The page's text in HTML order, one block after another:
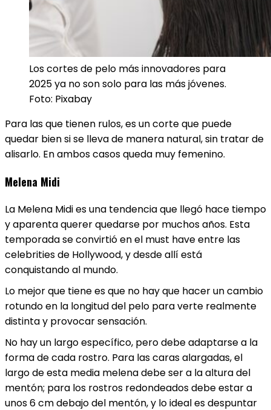
Los cortes de pelo más innovadores para
2025 ya no son solo para las más jóvenes.
Foto: Pixabay
Para las que tienen rulos, es un corte que puede
quedar bien si se lleva de manera natural, sin tratar de
alisarlo. En ambos casos queda muy femenino.
Melena Midi
La Melena Midi es una tendencia que llegó hace tiempo
y aparenta querer quedarse por muchos años. Esta
temporada se convirtió en el must have entre las
celebrities de Hollywood, y desde allí está
conquistando al mundo.
Lo mejor que tiene es que no hay que hacer un cambio
rotundo en la longitud del pelo para verte realmente
distinta y provocar sensación.
No hay un largo específico, pero debe adaptarse a la
forma de cada rostro. Para las caras alargadas, el
largo de esta media melena debe ser a la altura del
mentón; para los rostros redondeados debe estar a
unos 6 cm debajo del mentón, y lo ideal es despuntar